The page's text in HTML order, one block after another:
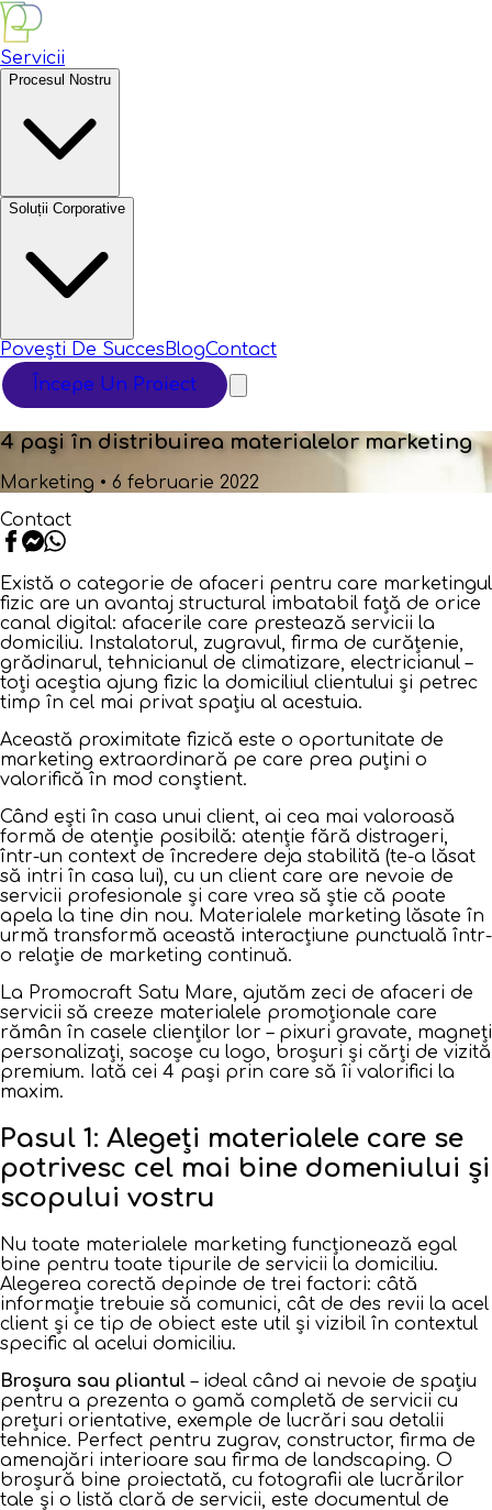
Servicii
Procesul Nostru
Soluții Corporative
Povești De Succes BlogContact
Începe Un Proiect
4 pași în distribuirea materialelor marketing
Marketing • 6 februarie 2022
Contact
Există o categorie de afaceri pentru care marketingul
fizic are un avantaj structural imbatabil față de orice
canal digital: afacerile care prestează servicii la
domiciliu. Instalatorul, zugravul, firma de curățenie,
grădinarul, tehnicianul de climatizare, electricianul –
toți aceștia ajung fizic la domiciliul clientului și petrec
timp în cel mai privat spațiu al acestuia.
Această proximitate fizică este o oportunitate de
marketing extraordinară pe care prea puțini o
valorifică în mod conștient.
Când ești în casa unui client, ai cea mai valoroasă
formă de atenție posibilă: atenție fără distrageri,
într-un context de încredere deja stabilită (te-a lăsat
să intri în casa lui), cu un client care are nevoie de
servicii profesionale și care vrea să știe că poate
apela la tine din nou. Materialele marketing lăsate în
urmă transformă această interacțiune punctuală într-
o relație de marketing continuă.
La Promocraft Satu Mare, ajutăm zeci de afaceri de
servicii să creeze materialele promoționale care
rămân în casele clienților lor – pixuri gravate, magneți
personalizați, sacoșe cu logo, broșuri și cărți de vizită
premium. Iată cei 4 pași prin care să îi valorifici la
maxim.
Pasul 1: Alegeți materialele care se
potrivesc cel mai bine domeniului și
scopului vostru
Nu toate materialele marketing funcționează egal
bine pentru toate tipurile de servicii la domiciliu.
Alegerea corectă depinde de trei factori: câtă
informație trebuie să comunici, cât de des revii la acel
client și ce tip de obiect este util și vizibil în contextul
specific al acelui domiciliu.
Broșura sau pliantul – ideal când ai nevoie de spațiu
pentru a prezenta o gamă completă de servicii cu
prețuri orientative, exemple de lucrări sau detalii
tehnice. Perfect pentru zugrav, constructor, firma de
amenajări interioare sau firma de landscaping. O
broșură bine proiectată, cu fotografii ale lucrărilor
tale și o listă clară de servicii, este documentul de